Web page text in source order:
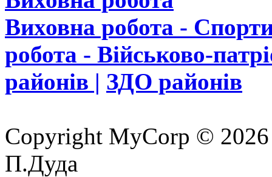
Виховна робота -
робота - Військово-
районів | ЗДО районів
Copyright MyCorp © 2026
П.Дуда